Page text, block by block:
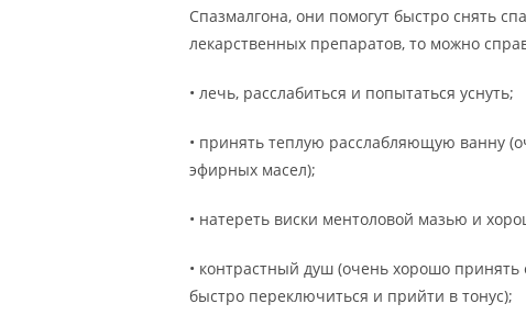
Спазмалгона, они помогут быстро снять
лекарственных препаратов, то можно
• лечь, расслабиться и попытаться уснуть;
• принять теплую расслабляющую ванну
эфирных масел);
• натереть виски ментоловой мазью и
• контрастный душ (очень хорошо принять
быстро переключиться и прийти в тонус);